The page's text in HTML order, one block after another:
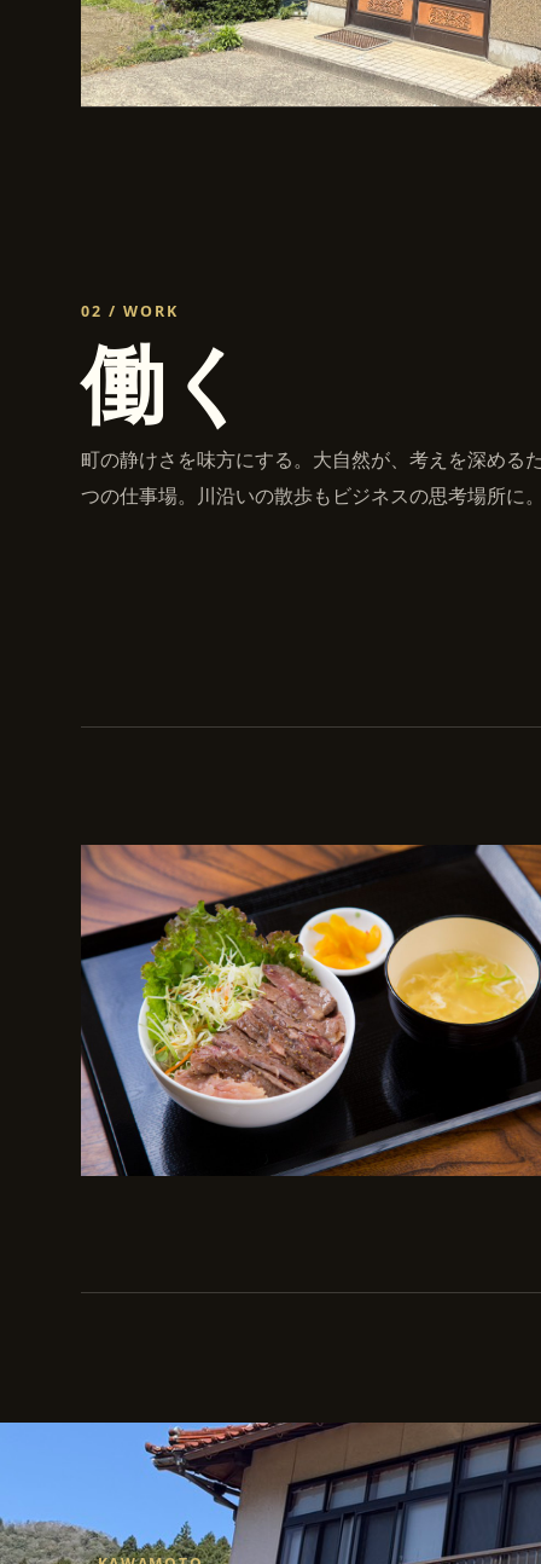
02 /WORK
働く
町の静けさを味方にする。大自然が、考えを深める
つの仕事場。川沿いの散歩もビジネスの思考場所に